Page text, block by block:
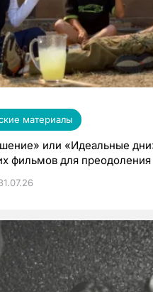
материалы
или «Идеальные
фильмов для преодоления